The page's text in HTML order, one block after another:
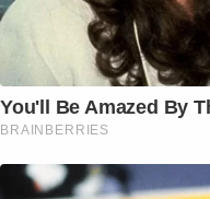
You'll Be Amazed By
BRAINBERRIES